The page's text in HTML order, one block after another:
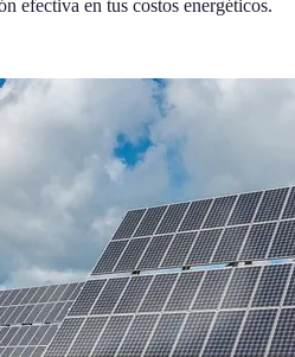
efectiva en tus costos energéticos.